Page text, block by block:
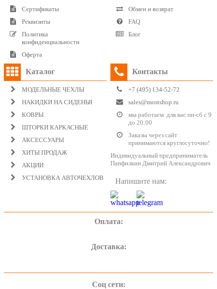
Сертификаты
Реквизиты
Политика
конфиденциальности
Оферта
Обмен и возврат
FAQ
Блог
Каталог
МОДЕЛЬНЫЕ ЧЕХЛЫ
НАКИДКИ НА СИДЕНЬЯ
КОВРЫ
ШТОРКИ КАРКАСНЫЕ
АКСЕССУАРЫ
ХИТЫ ПРОДАЖ
АКЦИИ
УСТАНОВКА АВТОЧЕХЛОВ
Контакты
+7 (495) 134-52-72
sales@mostshop.ru
мы работаем для вас пн-сб с 9
до 20:00
Заказы через сайт
принимаются круглосуточно!
Индивидуальный предприниматель
Панфилкин Дмитрий Александрович
Напишите нам:
Оплата:
Доставка:
Соц сети: